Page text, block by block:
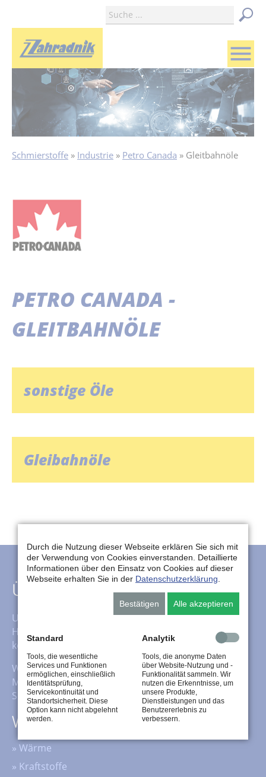
menu
Schmierstoffe Industrie Petro Canada Gleitbahnöle
PETRO CANADA -
GLEITBAHNÖLE
sonstige Öle
Gleibahnöle
Über uns
Unser Service beinhaltet neben dem klassischen
Heizöl-, Kraftstoff- und Schmierstoffhandel auch das
komplette Fluid-Management für Schmierstoffe.
Wir übernehmen nicht nur die Pflege Ihrer
Maschinen, sondern auch die Entsorgung Ihrer
Schmierstoffe.
Wichtige Inhalte
» Wärme
» Kraftstoffe
Durch die Nutzung dieser Webseite erklären Sie sich mit
der Verwendung von Cookies einverstanden. Detaillierte
Informationen über den Einsatz von Cookies auf dieser
Webseite erhalten Sie in der Datenschutzerklärung
Bestätigen Alle akzeptieren
Standard
Tools, die wesentliche
Services und Funktionen
ermöglichen, einschließlich
Identitätsprüfung,
Servicekontinuität und
Standortsicherheit. Diese
Option kann nicht abgelehnt
werden.
Analytik
Tools, die anonyme Daten
über Website-Nutzung und -
Funktionalität sammeln. Wir
nutzen die Erkenntnisse, um
unsere Produkte,
Dienstleistungen und das
Benutzererlebnis zu
verbessern.